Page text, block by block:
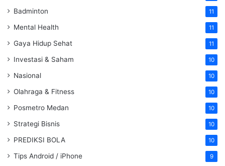
Badminton 11
Mental Health 11
Gaya Hidup Sehat 11
Investasi & Saham 10
Nasional 10
Olahraga & Fitness 10
Posmetro Medan 10
Strategi Bisnis 10
PREDIKSI BOLA 10
Tips Android / iPhone 9